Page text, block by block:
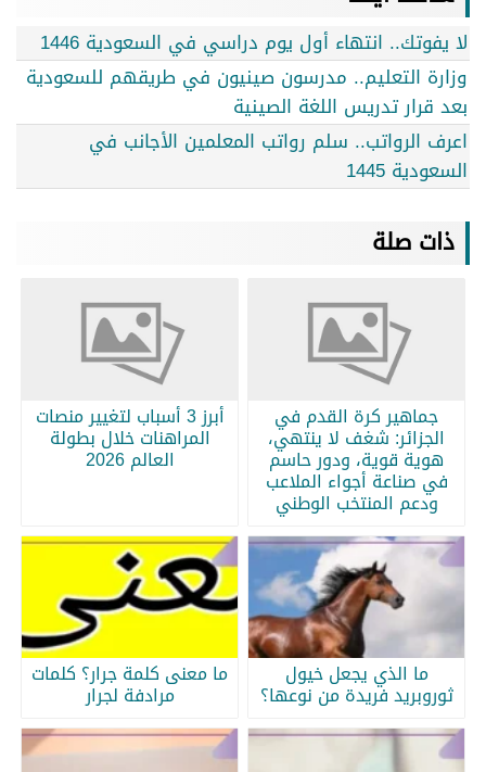
لا يفوتك.. انتهاء أول يوم دراسي في السعودية 1446
وزارة التعليم.. مدرسون صينيون في طريقهم للسعودية
بعد قرار تدريس اللغة الصينية
اعرف الرواتب.. سلم رواتب المعلمين الأجانب في
السعودية 1445
ذات صلة
جماهير كرة القدم في
الجزائر: شغف لا ينتهي،
هوية قوية، ودور حاسم
في صناعة أجواء الملاعب
ودعم المنتخب الوطني
أبرز 3 أسباب لتغيير منصات
المراهنات خلال بطولة
العالم 2026
ما الذي يجعل خيول
ثوروبريد فريدة من نوعها؟
ما معنى كلمة جرار؟ كلمات
مرادفة لجرار